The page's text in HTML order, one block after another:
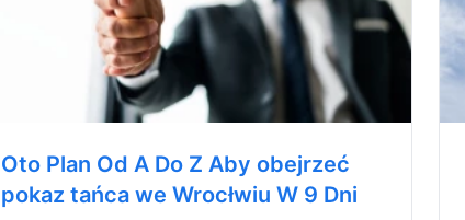
Oto Plan Od A Do Z Aby obejrzeć
pokaz tańca we Wrocłwiu W 9 Dni